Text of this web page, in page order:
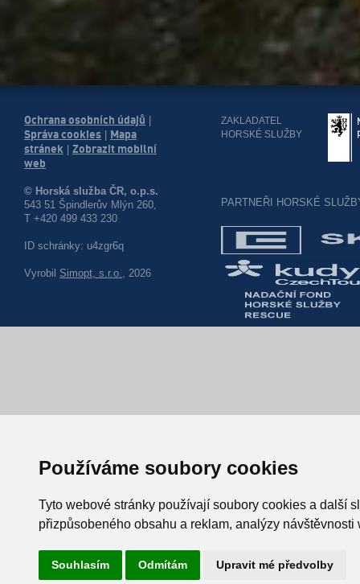
Používáme soubory cookies
Tyto webové stránky používají soubory cookies a další
přizpůsobeného obsahu a reklam, analýzy
Souhlasím Odmítám Upravit mé předvolby
Ochrana osobních údajů
Správa cookies
Mapa
stránek
Zobrazit mobilní
web
© Horská služba ČR, o.p.s.
543 51 Špindlerův Mlýn 260,
T +420 499 433 230
ID schránky: u4zgr6q
Vyrobil Simopt, s.r.o., 2026
ZAKLADATEL
HORSKÉ SLUŽBY
PARTNEŘI HORSKÉ